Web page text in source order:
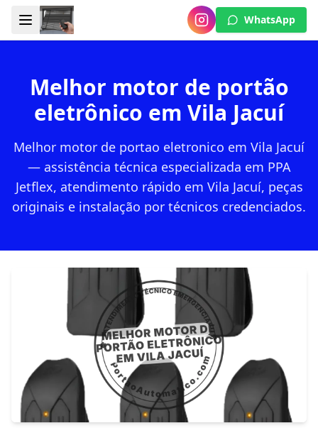
WhatsApp
Melhor motor de portão
eletrônico em Vila Jacuí
Melhor motor de portao eletronico em Vila Jacuí
— assistência técnica especializada em PPA
Jetflex, atendimento rápido em Vila Jacuí, peças
originais e instalação por técnicos credenciados.